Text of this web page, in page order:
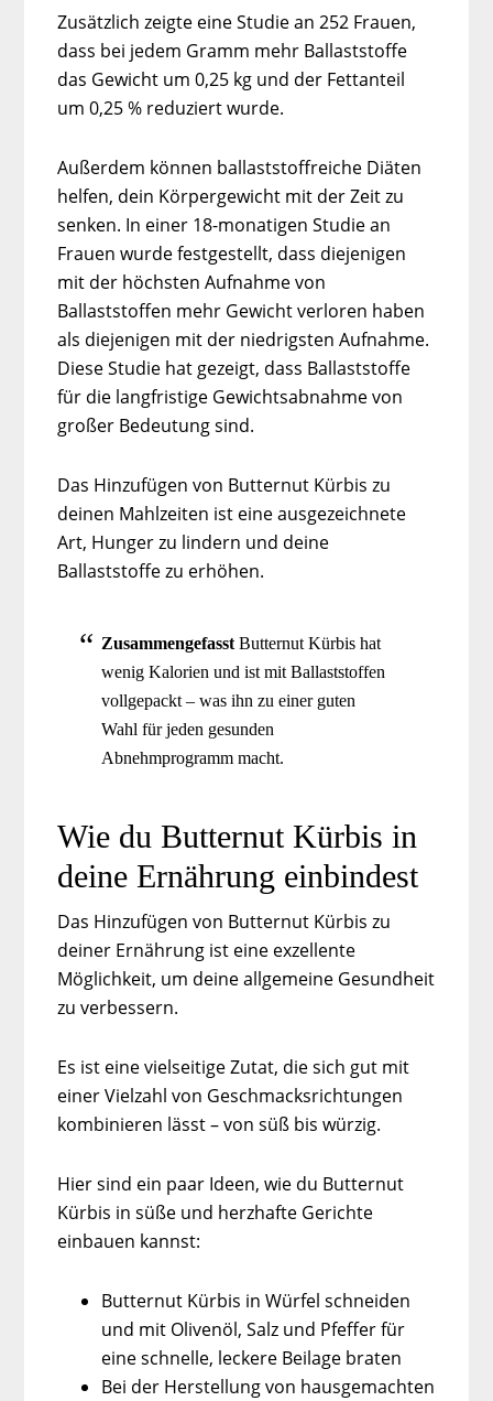
Zusätzlich zeigte eine Studie an 252 Frauen,
dass bei jedem Gramm mehr Ballaststoffe
das Gewicht um 0,25 kg und der Fettanteil
um 0,25 % reduziert wurde.
Außerdem können ballaststoffreiche Diäten
helfen, dein Körpergewicht mit der Zeit zu
senken. In einer 18-monatigen Studie an
Frauen wurde festgestellt, dass diejenigen
mit der höchsten Aufnahme von
Ballaststoffen mehr Gewicht verloren haben
als diejenigen mit der niedrigsten Aufnahme.
Diese Studie hat gezeigt, dass Ballaststoffe
für die langfristige Gewichtsabnahme von
großer Bedeutung sind.
Das Hinzufügen von Butternut Kürbis zu
deinen Mahlzeiten ist eine ausgezeichnete
Art, Hunger zu lindern und deine
Ballaststoffe zu erhöhen.
Zusammengefasst Butternut Kürbis hat
wenig Kalorien und ist mit Ballaststoffen
vollgepackt – was ihn zu einer guten
Wahl für jeden gesunden
Abnehmprogramm macht.
Wie du Butternut Kürbis in
deine Ernährung einbindest
Das Hinzufügen von Butternut Kürbis zu
deiner Ernährung ist eine exzellente
Möglichkeit, um deine allgemeine Gesundheit
zu verbessern.
Es ist eine vielseitige Zutat, die sich gut mit
einer Vielzahl von Geschmacksrichtungen
kombinieren lässt – von süß bis würzig.
Hier sind ein paar Ideen, wie du Butternut
Kürbis in süße und herzhafte Gerichte
einbauen kannst:
Butternut Kürbis in Würfel schneiden
und mit Olivenöl, Salz und Pfeffer für
eine schnelle, leckere Beilage braten
Bei der Herstellung von hausgemachten